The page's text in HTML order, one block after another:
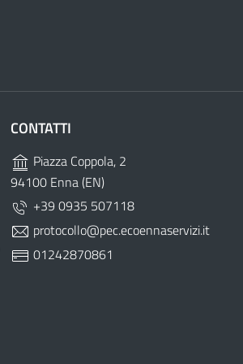
CONTATTI
Piazza Coppola, 2
94100 Enna (EN)
+39 0935 507118
protocollo@pec.ecoennaservizi.it
01242870861